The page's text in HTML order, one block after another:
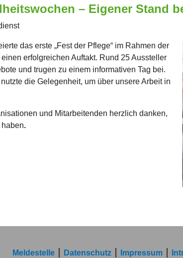
– Eigener Stand
das erste „Fest der Pflege“ im Rahmen der
erfolgreichen Auftakt. Rund 25 Aussteller
und trugen zu einem informativen Tag bei.
die Gelegenheit, um über unsere Arbeit in
und Mitarbeitenden herzlich danken,
.
Meldestelle Datenschutz Impressum